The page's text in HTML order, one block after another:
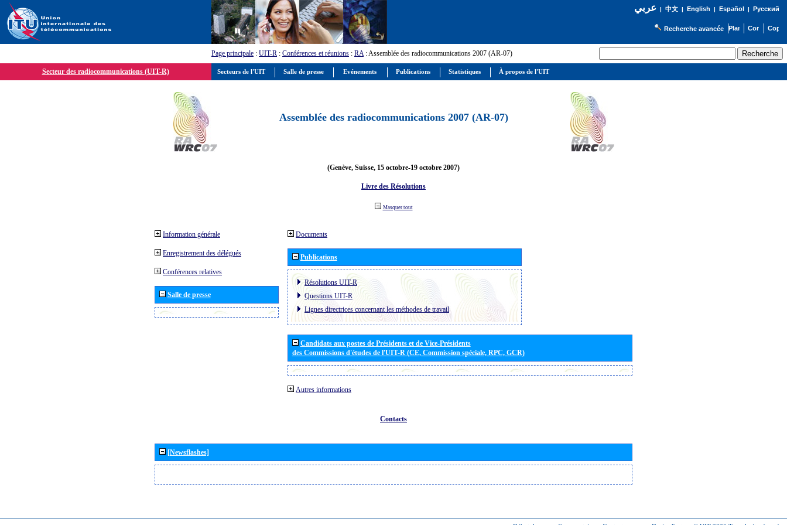
عربي| 中文| English | Español | Русский
Recherche avancée
Page principale : UIT-R : Conférences et réunions : RA: Assemblée des radiocommunications 2007 (AR-07)
Secteur des radiocommunications (UIT-R)
Assemblée des radiocommunications 2007 (AR-07)
(Genève, Suisse, 15 octobre-19 octobre 2007)
Livre des Résolutions
Masquer tout
Information générale
Enregistrement des délégués
Conférences relatives
Salle de presse
Documents
Publications
Résolutions UIT-R
Questions UIT-R
Lignes directrices concernant les méthodes de travail
Candidats aux postes de Présidents et de Vice-Présidents
des Commissions d'études de l'UIT-R (CE, Commission spéciale, RPC, GCR)
Autres informations
Contacts
[Newsflashes]
Secteurs de l'UIT Salle de presse Evénements Publications Statistiques À propos de l'UIT